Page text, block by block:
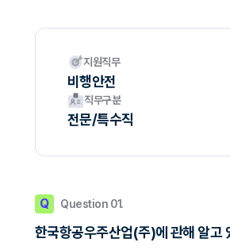
지원직무
비행안전
직무구분
전문/특수직
Q Question 01.
한국항공우주산업(주)에 관해 알고